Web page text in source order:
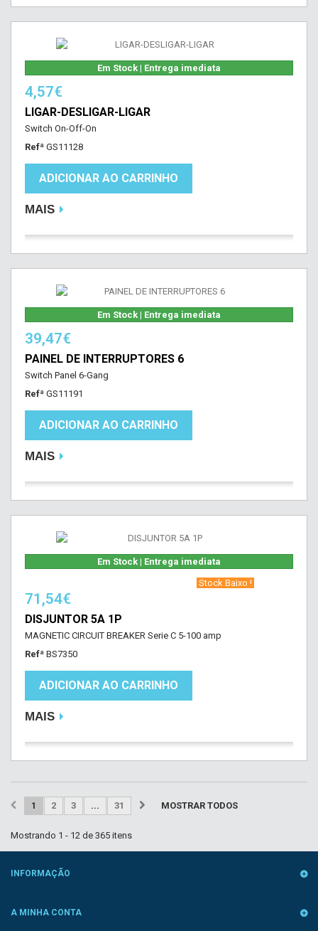
Em Stock | Entrega imediata
4,57€
LIGAR-DESLIGAR-LIGAR
Switch On-Off-On
Refª GS11128
ADICIONAR AO CARRINHO
MAIS
Em Stock | Entrega imediata
39,47€
PAINEL DE INTERRUPTORES 6
Switch Panel 6-Gang
Refª GS11191
ADICIONAR AO CARRINHO
MAIS
Em Stock | Entrega imediata
‎ Stock Baixo !‎ ‎
71,54€
DISJUNTOR 5A 1P
MAGNETIC CIRCUIT BREAKER Serie C 5-100 amp
Refª BS7350
ADICIONAR AO CARRINHO
MAIS
MOSTRAR TODOS
1 2 3 ... 31
Mostrando 1 - 12 de 365 itens
INFORMAÇÃO
A MINHA CONTA